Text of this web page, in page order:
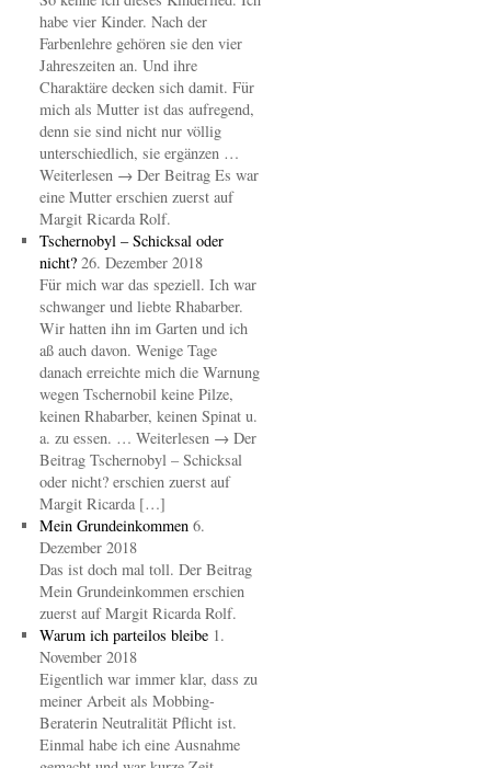
habe vier Kinder. Nach der
Farbenlehre gehören sie den vier
Jahreszeiten an. Und ihre
Charaktäre decken sich damit. Für
mich als Mutter ist das aufregend,
denn sie sind nicht nur völlig
unterschiedlich, sie ergänzen …
Weiterlesen → Der Beitrag Es war
eine Mutter erschien zuerst auf
Margit Ricarda Rolf.
Tschernobyl – Schicksal oder
nicht? 26. Dezember 2018
Für mich war das speziell. Ich war
schwanger und liebte Rhabarber.
Wir hatten ihn im Garten und ich
aß auch davon. Wenige Tage
danach erreichte mich die Warnung
wegen Tschernobil keine Pilze,
keinen Rhabarber, keinen Spinat u.
a. zu essen. … Weiterlesen → Der
Beitrag Tschernobyl – Schicksal
oder nicht? erschien zuerst auf
Margit Ricarda […]
Mein Grundeinkommen 6.
Dezember 2018
Das ist doch mal toll. Der Beitrag
Mein Grundeinkommen erschien
zuerst auf Margit Ricarda Rolf.
Warum ich parteilos bleibe 1.
November 2018
Eigentlich war immer klar, dass zu
meiner Arbeit als Mobbing-
Beraterin Neutralität Pflicht ist.
Einmal habe ich eine Ausnahme